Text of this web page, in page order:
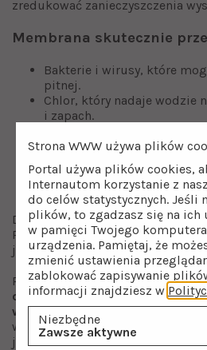
zredukować zanieczyszczenia
Membrana skutecznie
Bakterie i wirusy, które
pitnej.
Chlor, który nadaje wodzie
i zapach.
Metale ciężkie, takie jak
mogą wpływać negatywnie
Substancje organiczne i
Pestycydy.
Dzięki tej zaawansowanej
Prestige zapewnia wodę o
jakości.
Pamiętaj, żeregularna wymiana
osmotycznych jest kluczowa,
wydajność i jakość
wymianę membran co 12-24
jakości wody i intensywności
Strona WWW używa plików
Portal używa plików cookies,
Internautom korzystanie z
do celów statystycznych. Jeśli
plików, to zgadzasz się na ich
w pamięci Twojego
urządzenia. Pamiętaj, że
zmienić ustawienia
zablokować zapisywanie
informacji znajdziesz w
Niezbędne
Zawsze aktywne